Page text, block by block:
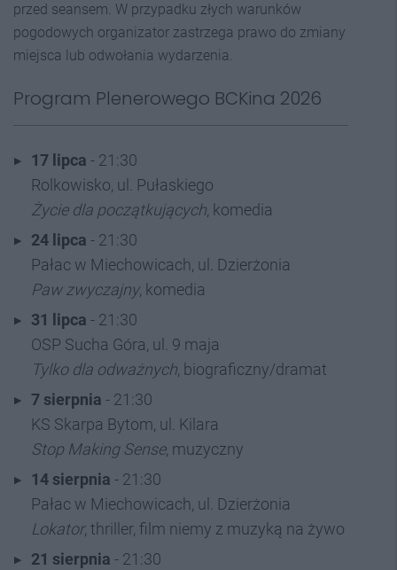
przed seansem. W przypadku złych warunków
pogodowych organizator zastrzega prawo do zmiany
miejsca lub odwołania wydarzenia.
Program Plenerowego BCKina 2026
17 lipca - 21:30
Rolkowisko, ul. Pułaskiego
Życie dla początkujących , komedia
24 lipca - 21:30
Pałac w Miechowicach, ul. Dzierżonia
Paw zwyczajny, komedia
31 lipca - 21:30
OSP Sucha Góra, ul. 9 maja
Tylko dla odważnych , biograficzny/dramat
7 sierpnia - 21:30
KS Skarpa Bytom, ul. Kilara
Stop Making Sense, muzyczny
14 sierpnia - 21:30
Pałac w Miechowicach, ul. Dzierżonia
Lokator, thriller, film niemy z muzyką na żywo
21 sierpnia - 21:30